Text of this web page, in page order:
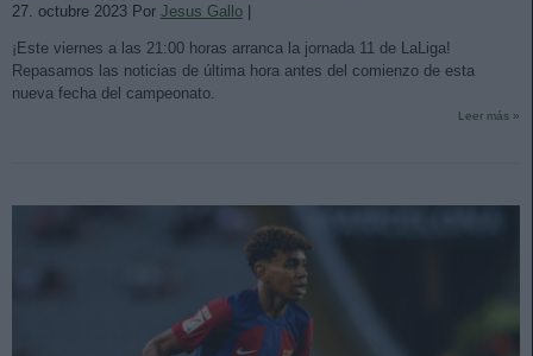
27. octubre 2023 Por Jesus Gallo
¡Este viernes a las 21:00 horas arranca la jornada 11 de LaLiga!
Repasamos las noticias de última hora antes del comienzo de esta
nueva fecha del campeonato.
Leer más »